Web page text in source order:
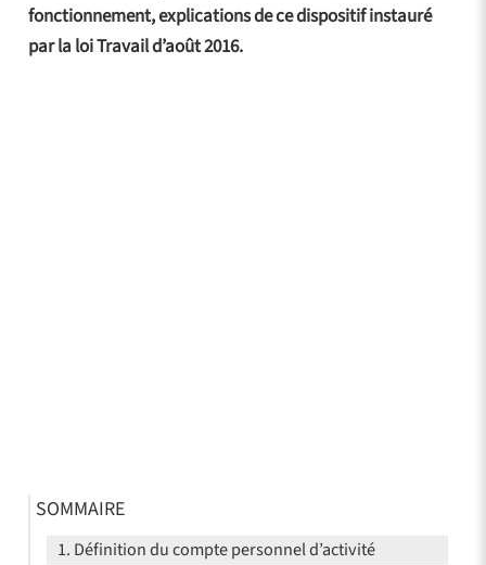
fonctionnement, explications de ce dispositif instauré
par la loi Travail d’août 2016.
SOMMAIRE
Définition du compte personnel d’activité